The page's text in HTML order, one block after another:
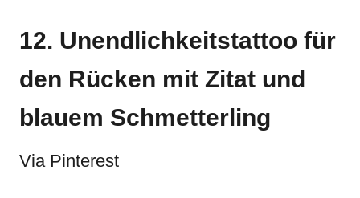
12. Unendlichkeitstattoo für
den Rücken mit Zitat und
blauem Schmetterling
Via Pinterest